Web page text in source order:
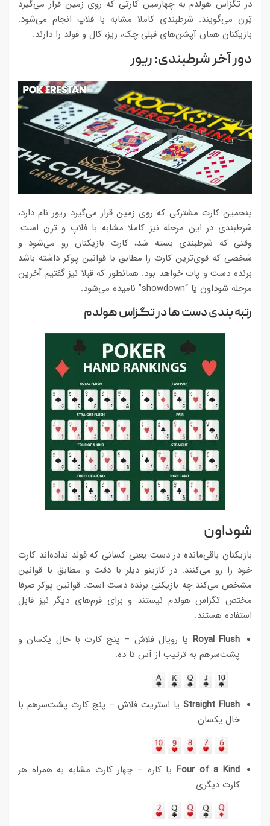
در تگزاس هولدم به چهارمین کارتی که روی زمین قرار می‌گیرد
تِرن می‌گویند. شرطبندی کاملا مشابه با فلاپ انجام می‌شود.
بازیکنان همان آپشن‌های قبلی چک، ریز، کال و فولد را دارند.
دور آخر شرطبندی: ریور
پنجمین کارت مشترکی که روی زمین قرار می‌گیرد ریور نام دارد،‌
شرطبندی در این مرحله نیز کاملا مشابه با فلاپ و ترن است.
وقتی که شرطبندی بسته شد، کارت بازیکنان رو می‌شود و
شخصی که قوی‌ترین کارت را مطابق با قوانین پوکر داشته باشد
برنده دست و پات خواهد بود. همانطور که قبلا نیز گفتیم آخرین
مرحله شوداون یا “showdown” نامیده می‌شود.
رتبه بندی دست ها در تگزاس هولدم
شوداون
بازیکنان باقی‌مانده در دست یعنی کسانی که فولد نداده‌اند کارت
خود را رو می‌کنند. در کازینو دیلر با دقت و مطابق با قوانین
مشخص می‌کند چه بازیکنی برنده دست است. قوانین پوکر صرفا
مختص تگزاس هولدم نیستند و برای فرم‌های دیگر نیز قابل
استفاده هستند.
Royal Flush یا رویال فلاش – پنج کارت با خال یکسان و
پشت‌سرهم به ترتیب از آس تا ده.
Straight Flushیا استریت فلاش – پنج کارت پشت‌سرهم با
خال یکسان.
Four of a Kind یا کاره – چهار کارت مشابه به همراه هر
کارت دیگری.